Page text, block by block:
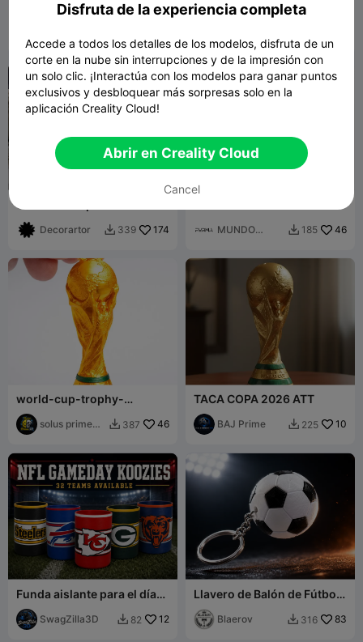
Juego de práctica de tiros a
llavero Copa del Mundo
FIFA-Copa del Mundo
Cuenco de Aperitivos con
Cuenco de Fútbol para
Decorartor  339 174
MUNDO
 185 46
world-cup-trophy-
keychain-no-chain-
strong-ring
solus prime
 387 46
TACA COPA 2026 ATT
BAJ Prime  225 10
Funda aislante para el día
del partido de la NFL -
TODOS LOS EQUIPOS DE
LA NFL DISPONIBLES
SwagZilla3D  82 12
Llavero de Balón de Fútbol /
Llavero Fútbol - Kit PETG
de 2 Placas
Blaerov  316 83
Disfruta de la experiencia completa
Accede a todos los detalles de los modelos, disfruta de un
corte en la nube sin interrupciones y de la impresión con
un solo clic. ¡Interactúa con los modelos para ganar puntos
exclusivos y desbloquear más sorpresas solo en la
aplicación Creality Cloud!
Abrir en Creality Cloud
Cancel